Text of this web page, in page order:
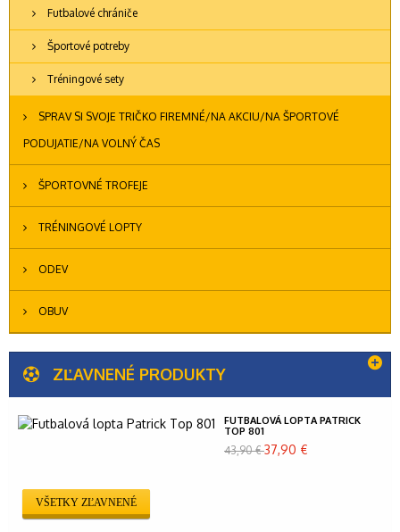
Futbalové chrániče
Športové potreby
Tréningové sety
SPRAV SI SVOJE TRIČKO FIREMNÉ/NA AKCIU/NA ŠPORTOVÉ
PODUJATIE/NA VOĽNÝ ČAS
ŠPORTOVNÉ TROFEJE
TRÉNINGOVÉ LOPTY
ODEV
OBUV
ZĽAVNENÉ PRODUKTY
FUTBALOVÁ LOPTA PATRICK
TOP 801
43,90 €37,90 €
VŠETKY ZĽAVNENÉ